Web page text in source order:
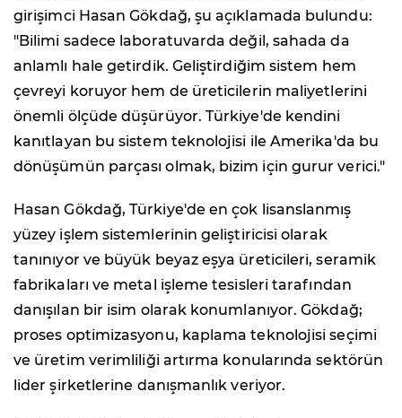
girişimci Hasan Gökdağ, şu açıklamada bulundu:
"Bilimi sadece laboratuvarda değil, sahada da
anlamlı hale getirdik. Geliştirdiğim sistem hem
çevreyi koruyor hem de üreticilerin maliyetlerini
önemli ölçüde düşürüyor. Türkiye'de kendini
kanıtlayan bu sistem teknolojisi ile Amerika'da bu
dönüşümün parçası olmak, bizim için gurur verici."
Hasan Gökdağ, Türkiye'de en çok lisanslanmış
yüzey işlem sistemlerinin geliştiricisi olarak
tanınıyor ve büyük beyaz eşya üreticileri, seramik
fabrikaları ve metal işleme tesisleri tarafından
danışılan bir isim olarak konumlanıyor. Gökdağ;
proses optimizasyonu, kaplama teknolojisi seçimi
ve üretim verimliliği artırma konularında sektörün
lider şirketlerine danışmanlık veriyor.